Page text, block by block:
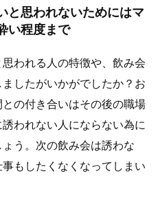
と思われないためにはマ
い程度まで
われる人の特徴や、飲み会
したがいかがでしたか？お
の付き合いはその後の職場
われない人にならない為に
う。次の飲み会は誘わな
もしたくなくなってしまい